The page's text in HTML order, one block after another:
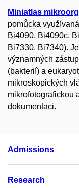
Miniatlas
pomůcka
Bi4090, Bi4090c,
Bi7330, Bi7340).
významných
(bakterií) a
mikroskopických
mikrofotografickou
dokumentaci.
Admissions
Research